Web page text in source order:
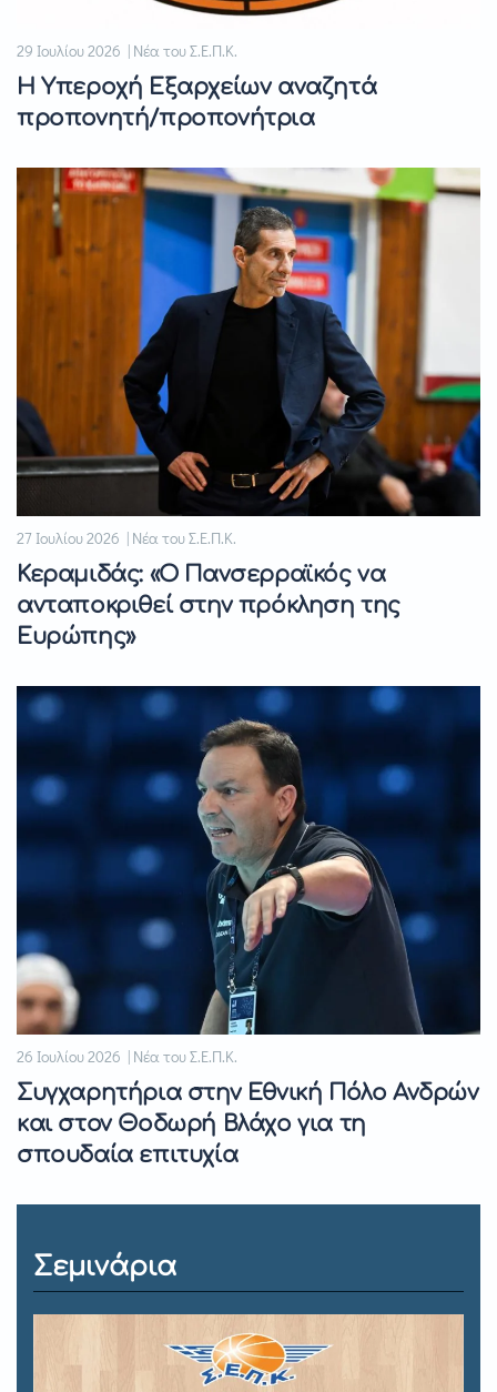
29 Ιουλίου 2026 | Νέα του Σ.Ε.Π.Κ.
Η Υπεροχή Εξαρχείων αναζητά
προπονητή/προπονήτρια
27 Ιουλίου 2026 | Νέα του Σ.Ε.Π.Κ.
Κεραμιδάς: «Ο Πανσερραϊκός να
ανταποκριθεί στην πρόκληση της
Ευρώπης»
26 Ιουλίου 2026 | Νέα του Σ.Ε.Π.Κ.
Συγχαρητήρια στην Εθνική Πόλο Ανδρών
και στον Θοδωρή Βλάχο για τη
σπουδαία επιτυχία
Σεμινάρια